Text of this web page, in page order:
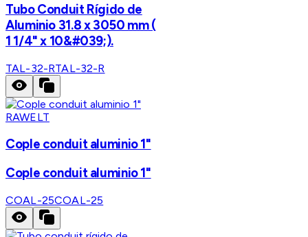
Tubo Conduit Rígido de
Aluminio 31.8 x 3050 mm (
1 1/4" x 10&#039;).
TAL-32-RTAL-32-R
RAWELT
Cople conduit aluminio 1"
Cople conduit aluminio 1"
COAL-25COAL-25